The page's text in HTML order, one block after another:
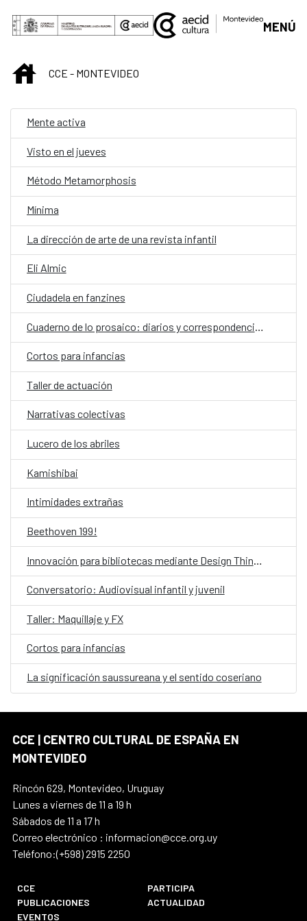
Saltar al contenido principal
MENÚ
INICIOCCE - MONTEVIDEO
Mente activa
Visto en el jueves
Método Metamorphosis
Mínima
La dirección de arte de una revista infantil
Eli Almic
Ciudadela en fanzines
Cortos para infancias
Taller de actuación
Narrativas colectivas
Lucero de los abriles
Kamishibai
Intimidades extrañas
Beethoven 199!
Conversatorio: Audiovisual infantil y juvenil
Taller: Maquillaje y FX
Cortos para infancias
La significación saussureana y el sentido coseriano
CCE | CENTRO CULTURAL DE ESPAÑA EN
MONTEVIDEO
Rincón 629, Montevideo, Uruguay
Lunes a viernes de 11 a 19 h
Sábados de 11 a 17 h
Correo electrónico : informacion@cce.org.uy
Teléfono:(+598) 2915 2250
CCE
PARTICIPA
PUBLICACIONES
ACTUALIDAD
EVENTOS